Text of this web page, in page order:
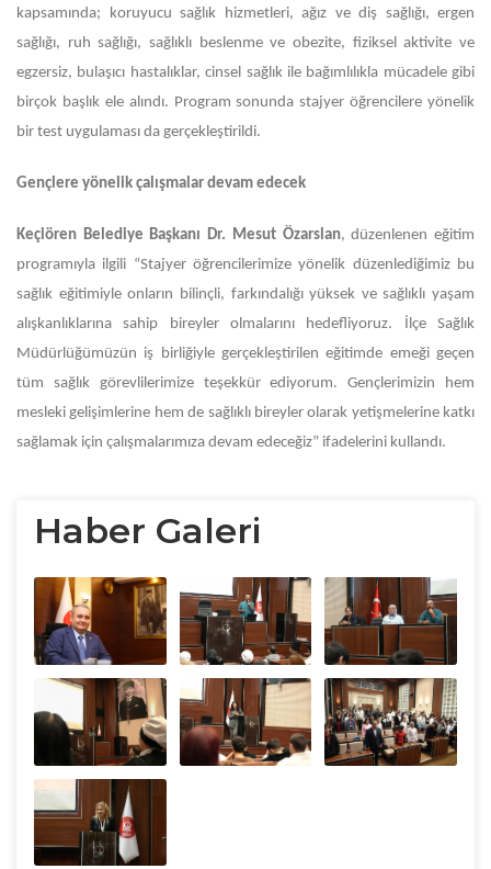
kapsamında; koruyucu sağlık hizmetleri, ağız ve diş sağlığı, ergen
sağlığı, ruh sağlığı, sağlıklı beslenme ve obezite, fiziksel aktivite ve
egzersiz, bulaşıcı hastalıklar, cinsel sağlık ile bağımlılıkla mücadele gibi
birçok başlık ele alındı. Program sonunda stajyer öğrencilere yönelik
bir test uygulaması da gerçekleştirildi.
Gençlere yönelik çalışmalar devam edecek
Keçiören Belediye Başkanı Dr. Mesut Özarslan, düzenlenen eğitim
programıyla ilgili “Stajyer öğrencilerimize yönelik düzenlediğimiz bu
sağlık eğitimiyle onların bilinçli, farkındalığı yüksek ve sağlıklı yaşam
alışkanlıklarına sahip bireyler olmalarını hedefliyoruz. İlçe Sağlık
Müdürlüğümüzün iş birliğiyle gerçekleştirilen eğitimde emeği geçen
tüm sağlık görevlilerimize teşekkür ediyorum. Gençlerimizin hem
mesleki gelişimlerine hem de sağlıklı bireyler olarak yetişmelerine katkı
sağlamak için çalışmalarımıza devam edeceğiz” ifadelerini kullandı.
Haber Galeri